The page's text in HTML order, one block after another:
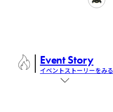
Event Story
イベントストーリーをみる